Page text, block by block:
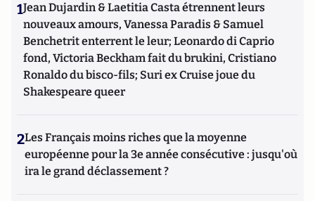
1Jean Dujardin & Laetitia Casta étrennent leurs
nouveaux amours, Vanessa Paradis & Samuel
Benchetrit enterrent le leur; Leonardo di Caprio
fond, Victoria Beckham fait du brukini, Cristiano
Ronaldo du bisco-fils; Suri ex Cruise joue du
Shakespeare queer
2Les Français moins riches que la moyenne
européenne pour la 3e année consécutive : jusqu'où
ira le grand déclassement ?